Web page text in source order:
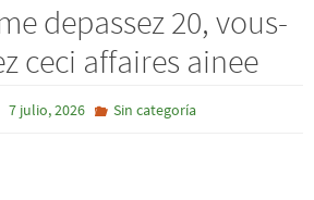
depassez 20, vous-
ceci affaires ainee
7 julio, 2026 Sin categoría